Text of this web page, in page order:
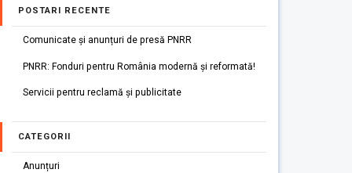
POSTARI RECENTE
Comunicate și anunțuri de presă PNRR
PNRR: Fonduri pentru România modernă și reformată!
Servicii pentru reclamă și publicitate
CATEGORII
Anunțuri